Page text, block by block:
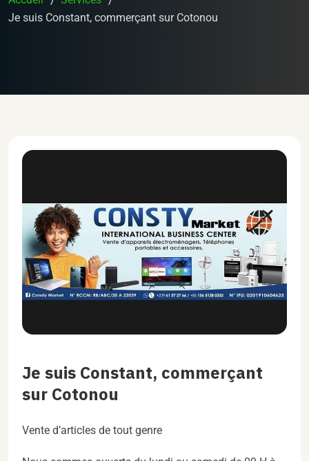
Je suis Constant, commerçant sur Cotonou
Je suis Constant, commerçant
sur Cotonou
Vente d’articles de tout genre